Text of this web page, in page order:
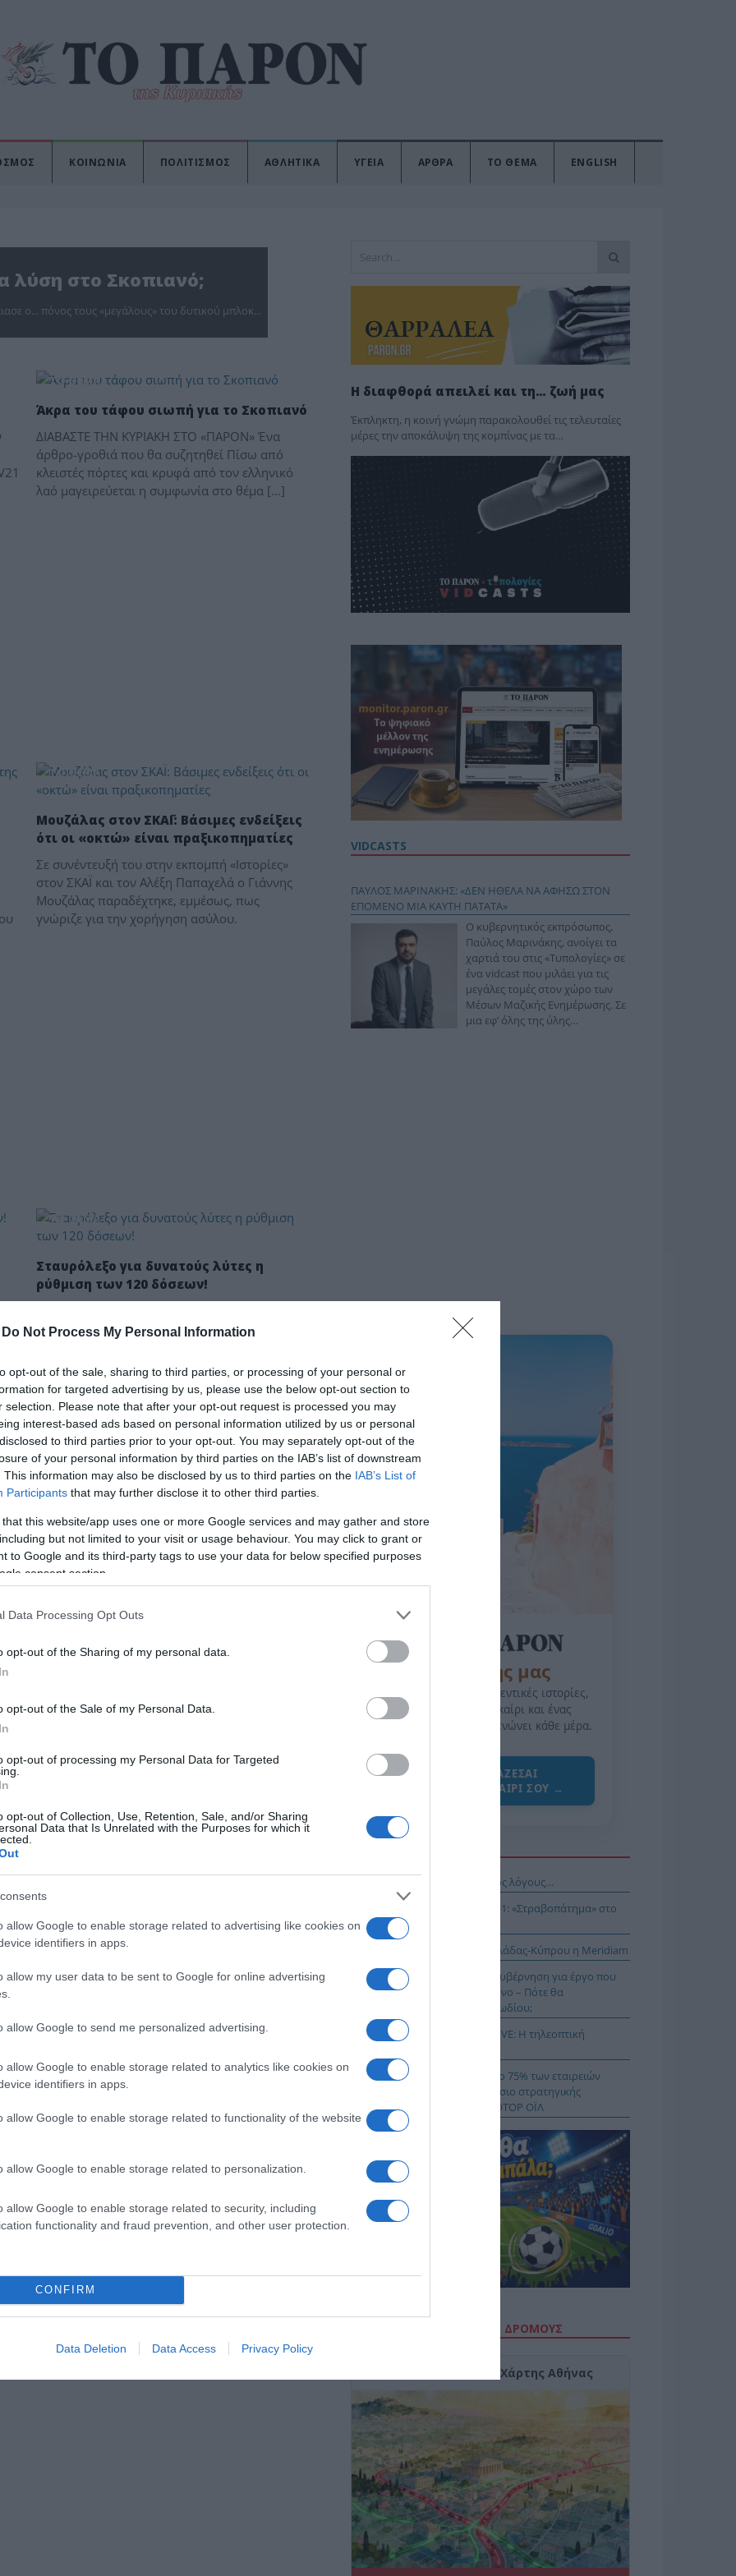
Do Not Process My Personal Information
opt-out of the sale, sharing to third parties, or processing of your personal or
for targeted advertising by us, please use the below opt-out section to
selection. Please note that after your opt-out request is processed you may
interest-based ads based on personal information utilized by us or personal
to third parties prior to your opt-out. You may separately opt-out of the
of your personal information by third parties on the IAB’s list of downstream
This information may also be disclosed by us to third parties on the IAB’s List of
Participants that may further disclose it to other third parties.
that this website/app uses one or more Google services and may gather and store
but not limited to your visit or usage behaviour. You may click to grant or
to Google and its third-party tags to use your data for below specified purposes
consent section.
Data Processing Opt Outs
opt-out of the Sharing of my personal data.
opt-out of the Sale of my Personal Data.
opt-out of processing my Personal Data for Targeted
opt-out of Collection, Use, Retention, Sale, and/or Sharing
Data that Is Unrelated with the Purposes for which it
allow Google to enable storage related to advertising like cookies on
identifiers in apps.
allow my user data to be sent to Google for online advertising
allow Google to send me personalized advertising.
allow Google to enable storage related to analytics like cookies on
identifiers in apps.
allow Google to enable storage related to functionality of the website
allow Google to enable storage related to personalization.
allow Google to enable storage related to security, including
functionality and fraud prevention, and other user protection.
CONFIRM
Data Deletion Data Access Privacy Policy
ΚΟΙΝΩΝΙΑ ΠΟΛΙΤΙΣΜΟΣ ΑΘΛΗΤΙΚΑ ΥΓΕΙΑ ΑΡΘΡΑ ΤΟ ΘΕΜΑ ENGLISH
λύση στο Σκοπιανό;
ο... πόνος τους «μεγάλους» του δυτικού μπλοκ...
ΤΟ ΘΕΜΑ
Άκρα του τάφου σιωπή για το Σκοπιανό
ΔΙΑΒΑΣΤΕ ΤΗΝ ΚΥΡΙΑΚΗ ΣΤΟ «ΠΑΡΟΝ» Ένα
άρθρο-γροθιά που θα συζητηθεί Πίσω από
κλειστές πόρτες και κρυφά από τον ελληνικό
λαό μαγειρεύεται η συμφωνία στο θέμα […]
ΤΟ ΘΕΜΑ
Μουζάλας στον ΣΚΑΪ: Βάσιμες ενδείξεις
ότι οι «οκτώ» είναι πραξικοπηματίες
Σε συνέντευξή του στην εκπομπή «Ιστορίες»
στον ΣΚΑΪ και τον Αλέξη Παπαχελά ο Γιάννης
Μουζάλας παραδέχτηκε, εμμέσως, πως
γνώριζε για την χορήγηση ασύλου.
ΤΟ ΘΕΜΑ
Σταυρόλεξο για δυνατούς λύτες η
ρύθμιση των 120 δόσεων!
-Οι δανειστές μπλοκάρουν λύση χωρίς κανέναν
δεν θα εκβιάζεται […]
ΤΟ ΘΕΜΑ
Κατασχέσεις ακινήτων για χρέη 500
ευρώ σε Εφορία και Ταμεία!
στα προαπαιτούμενα για τη δόση -Τέλος οι
απεργίες με τη διάταξη 50%+1 Ανάθεμα στο
ποδαρικό που μας έκανε […]
Η διαφθορά απειλεί και τη… ζωή μας
Έκπληκτη, η κοινή γνώμη παρακολουθεί τις τελευταίες
μέρες την αποκάλυψη της κο­μπίνας με τα…
VIDCASTS
ΠΑΥΛΟΣ ΜΑΡΙΝΑΚΗΣ: «ΔΕΝ ΗΘΕΛΑ ΝΑ ΑΦΗΣΩ ΣΤΟΝ
ΕΠΟΜΕΝΟ ΜΙΑ ΚΑΥΤΗ ΠΑΤΑΤΑ»
Ο κυβερνητικός εκπρόσωπος,
Παύλος Μαρινάκης, ανοίγει τα
χαρτιά του στις «Τυπολογίες» σε
ένα vidcast που μιλάει για τις
μεγάλες τομές στον χώρο των
Μέσων Μαζικής Ενημέρωσης. Σε
μια εφ’ όλης της ύλης
της Ζωής μας
Οι άνθρωποι, οι αυθεντικές ιστορίες,
το ελληνικό καλοκαίρι και ένας
πολιτισμός που μας ενώνει κάθε μέρα.
ΌΣΑ ΧΡΕΙΆΖΕΣΑΙ
ΓΙΑ ΤΟ ΚΑΛΟΚΑΊΡΙ ΣΟΥ →
Ξύπνησαν, αλλά για τους λάθος λόγους…
Παναθηναϊκός – ΤΣΣΚΑ 1948 1-1: «Στραβοπάτημα» στο
ΟΑΚΑ
GSI: Στο έργο διασύνδεσης Ελλάδας-Κύπρου η Meridiam
ΕΛ.Α.Σ Να μην πανηγυρίζει η κυβέρνηση για έργο που
έχει παγώσει εδώ και έναν χρόνο – Πότε θα
ολοκληρωθεί το έργο του καλωδίου;
Παναθηναϊκός – ΤΣΣΚΑ 1948 LIVE: Η τηλεοπτική
Ο Όμιλος AKTOR εξαγοράζει το 75% των εταιρειών
ΗΛΕΚΤΩΡ και THALIS στο πλαίσιο στρατηγικής
συνεργασίας με τον Όμιλο ΜΟΤΟΡ ΟΪΛ
ΔΕΙΤΕ ΤΗΝ ΚΙΝΗΣΗ ΣΤΟΥΣ ΔΡΌΜΟΥΣ
Κίνηση Τώρα: Live Χάρτης Αθήνας